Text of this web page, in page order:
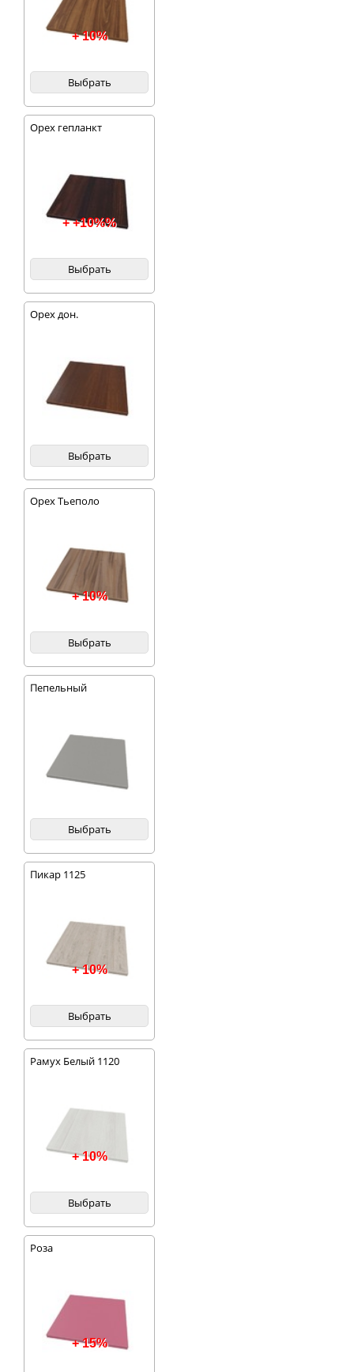
+ 10%
Выбрать
Орех гепланкт
+ +10%%
Выбрать
Орех дон.
Выбрать
Орех Тьеполо
+ 10%
Выбрать
Пепельный
Выбрать
Пикар 1125
+ 10%
Выбрать
Рамух Белый 1120
+ 10%
Выбрать
Роза
+ 15%